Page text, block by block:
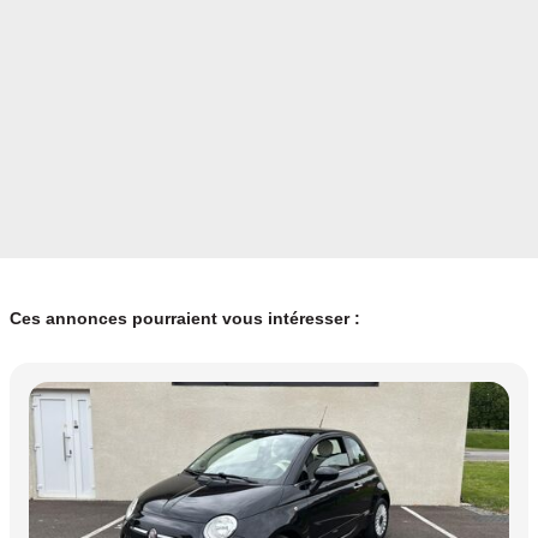
Ces annonces pourraient vous intéresser :